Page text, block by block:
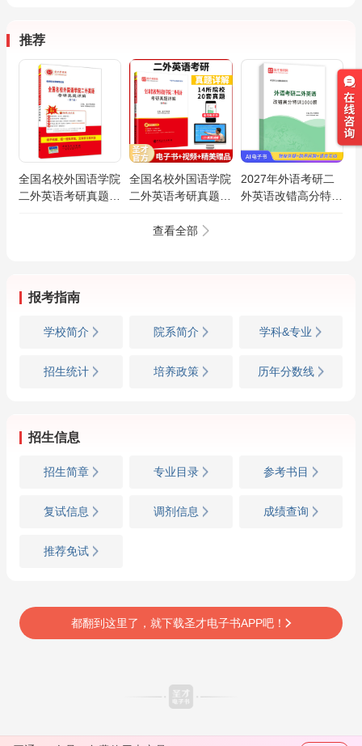
推荐
全国名校外国语学院
二外英语考研真题详
全国名校外国语学院
二外英语考研真题详
2027年外语考研二
外英语改错高分特训
查看全部
报考指南
学校简介 院系简介 学科&专业
招生统计 培养政策 历年分数线
招生信息
招生简章 专业目录 参考书目
复试信息 调剂信息 成绩查询
推荐免试
都翻到这里了，就下载圣才电子书APP吧！